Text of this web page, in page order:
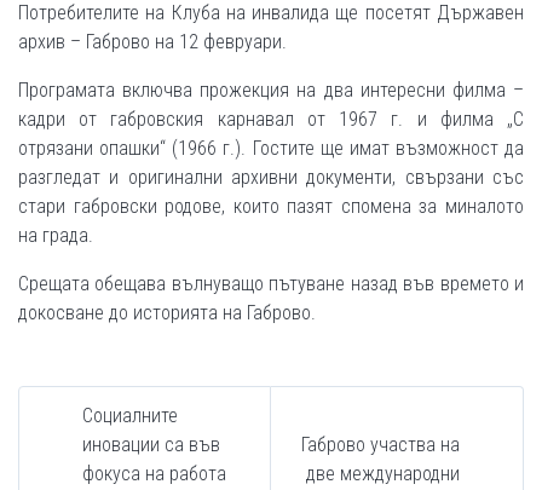
Потребителите на Клуба на инвалида ще посетят Държавен
архив – Габрово на 12 февруари.
Програмата включва прожекция на два интересни филма –
кадри от габровския карнавал от 1967 г. и филма „С
отрязани опашки“ (1966 г.). Гостите ще имат възможност да
разгледат и оригинални архивни документи, свързани със
стари габровски родове, които пазят спомена за миналото
на града.
Срещата обещава вълнуващо пътуване назад във времето и
докосване до историята на Габрово.
Социалните
иновации са във
фокуса на работа
Габрово участва на
две международни